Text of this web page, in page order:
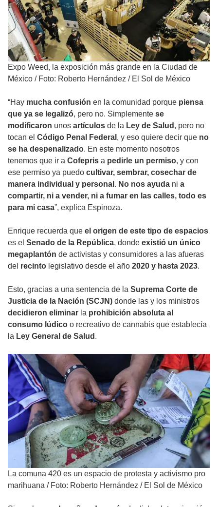
Expo Weed, la exposición más grande en la Ciudad de
México / Foto: Roberto Hernández / El Sol de México
“Hay mucha confusión en la comunidad porque piensa
que ya se legalizó, pero no. Simplemente se
modificaron unos artículos de la Ley de Salud , pero no
tocan el Código Penal Federal , y eso quiere decir que no
se ha despenalizado. En este momento nosotros
tenemos que ir a Cofepris a pedirle un permiso, y con
ese permiso ya puedo cultivar, sembrar, cosechar de
manera individual y personal . No nos ayuda ni a
compartir, ni a vender, ni a fumar en las calles, todo es
para mi casa”, explica Espinoza.
Enrique recuerda que el origen de este tipo de espacios
es el Senado de la República, donde existió un único
megaplantón de activistas y consumidores a las afueras
del recinto legislativo desde el año 2020 y hasta 2023.
Esto, gracias a una sentencia de la Suprema Corte de
Justicia de la Nación (SCJN) donde las y los ministros
decidieron eliminar la prohibición absoluta al
consumo lúdico o recreativo de cannabis que establecía
la Ley General de Salud .
La comuna 420 es un espacio de protesta y activismo pro
marihuana / Foto: Roberto Hernández / El Sol de México